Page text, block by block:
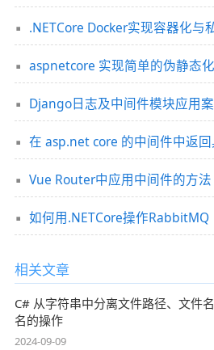
.NETCore Docker实现容器化与
aspnetcore 实现简单的伪静态
Django日志及中间件模块应用
在 asp.net core 的中间件中返
Vue Router中应用中间件的方法
如何用.NETCore操作RabbitMQ
相关文章
C# 从字符串中分离文件路径、文件
名的操作
2024-09-09